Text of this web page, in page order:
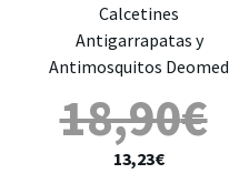
Calcetines
Antigarrapatas y
Antimosquitos Deomed
18,90€
13,23€